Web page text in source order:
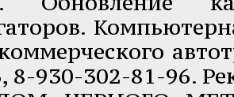
8-930-302-81-96.